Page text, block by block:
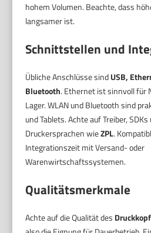
hohem Volumen. Beachte, dass
langsamer ist.
Schnittstellen und
Übliche Anschlüsse sindUSB,
Bluetooth. Ethernet ist sinnvoll für
Lager. WLAN und Bluetooth sind
und Tablets. Achte auf Treiber,
Druckersprachen wieZPL.
Integrationszeit mit Versand- oder
Warenwirtschaftssystemen.
Qualitätsmerkmale
Achte auf die Qualität des